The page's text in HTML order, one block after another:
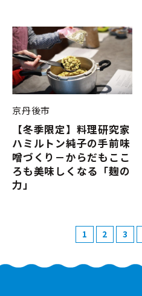
京丹後市
【冬季限定】料理研究家
ハミルトン純子の手前味
噌づくり－からだもここ
ろも美味しくなる「麹の
力」
1 2 3